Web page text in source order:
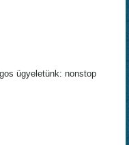
ügyeletünk: nonstop